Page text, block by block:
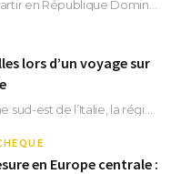
lors d’un voyage sur
en Europe centrale :